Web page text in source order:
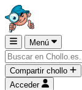
Menú
Compartir chollo
Acceder